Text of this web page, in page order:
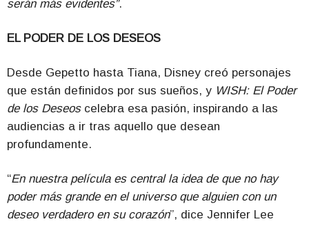
serán más evidentes”.
EL PODER DE LOS DESEOS
Desde Gepetto hasta Tiana, Disney creó personajes
que están definidos por sus sueños, y WISH: El Poder
de los Deseoscelebra esa pasión, inspirando a las
audiencias a ir tras aquello que desean
profundamente.
“En nuestra película es central la idea de que no hay
poder más grande en el universo que alguien con un
deseo verdadero en su corazón”, dice Jennifer Lee